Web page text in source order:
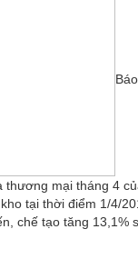
thương mại tháng 4
tại thời điểm 1/4/
chế tạo tăng 13,1%